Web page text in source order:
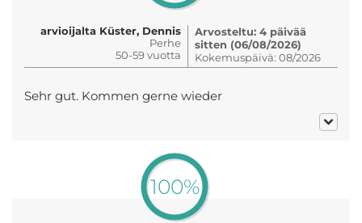
arvioijalta Küster, Dennis
Perhe
50-59 vuotta
Arvosteltu: 4 päivää
sitten (06/08/2026)
Kokemuspäivä: 08/2026
Sehr gut. Kommen gerne wieder
100%